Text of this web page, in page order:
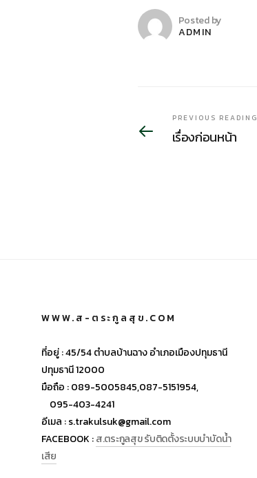
Posted by
ADMIN
PREVIOUS READING
เรื่องก่อนหน้า
WWW.ส-ตระกูลสุข.COM
ที่อยู่ :45/54 ตำบลบ้านฉาง อำเภอเมืองปทุมธานี
ปทุมธานี 12000
มือถือ :089-5005845,087-5151954,
095-403-4241
อีเมล :s.trakulsuk@gmail.com
FACEBOOK :ส.ตระกูลสุข รับติดตั้งระบบบำบัดน้ำ
เสีย